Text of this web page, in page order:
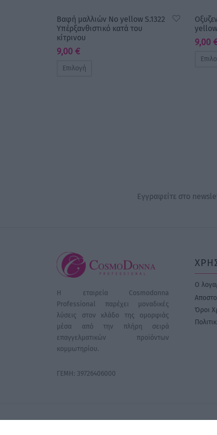
Βαφή μαλλιών No yellow S.1322
Υπέρξανθιστικό κατά του
κίτρινου
9,00 €
Επιλογή
9,00
Εγγραφείτε στο
Η εταιρεία Cosmodonna
Professional παρέχει μοναδικές
λύσεις στον κλάδο της ομορφιάς
μέσα από την πλήρη σειρά
επαγγελματικών προϊόντων
κομμωτηρίου.
ΓΕΜΗ: 39726406000
Ο
Όροι